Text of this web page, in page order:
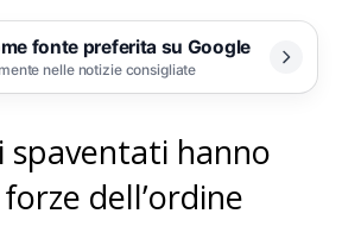
fonte preferita su Google
nelle notizie consigliate
spaventati hanno
dell’ordine